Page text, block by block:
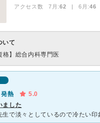
アクセス数 7月:62 | 6月:46
いて
】 総合内科専門医
発熱
5.0
ました